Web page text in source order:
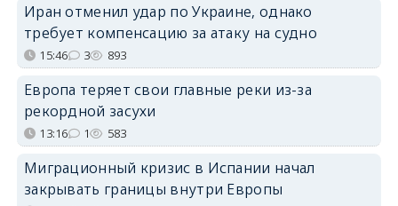
Иран отменил удар по Украине, однако
требует компенсацию за атаку на судно
15:46 3 893
Европа теряет свои главные реки из-за
рекордной засухи
13:16 1 583
Миграционный кризис в Испании начал
закрывать границы внутри Европы